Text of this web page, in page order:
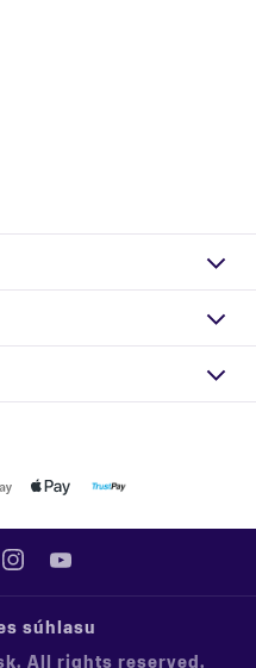
All rights reserved.
súhlasu